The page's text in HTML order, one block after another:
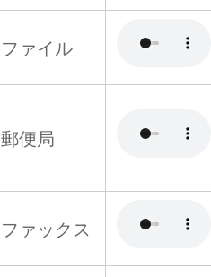
ファイル
郵便局
ファックス